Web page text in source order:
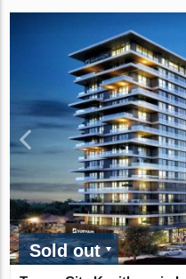
Sold out